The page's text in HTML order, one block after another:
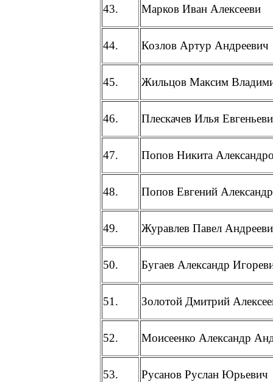
43. Марков Иван Алексееви
44. Козлов Артур Андреевич
45. Жильцов Максим
46. Плескачев Илья
47. Попов Никита
48. Попов Евгений
49. Журавлев Павел
50. Бугаев Александр
51. Золотой Дмитрий
52. Моисеенко Александр
53. Русанов Руслан Юрьевич